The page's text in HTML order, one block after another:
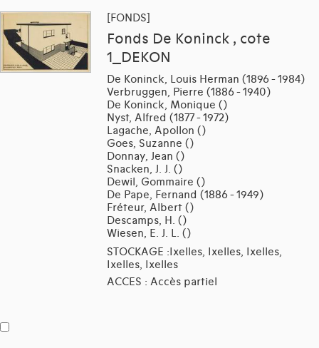
[FONDS]
Fonds De Koninck , cote
1_DEKON
De Koninck, Louis Herman (1896 - 1984)
Verbruggen, Pierre (1886 - 1940)
De Koninck, Monique ()
Nyst, Alfred (1877 - 1972)
Lagache, Apollon ()
Goes, Suzanne ()
Donnay, Jean ()
Snacken, J. J. ()
Dewil, Gommaire ()
De Pape, Fernand (1886 - 1949)
Fréteur, Albert ()
Descamps, H. ()
Wiesen, E. J. L. ()
STOCKAGE :Ixelles, Ixelles, Ixelles,
Ixelles, Ixelles
ACCES : Accès partiel